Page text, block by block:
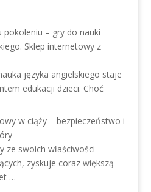
pokoleniu – gry do nauki
Sklep internetowy z
języka angielskiego staje
edukacji dzieci. Choć
w ciąży – bezpieczeństwo i
ze swoich właściwości
zyskuje coraz większą
…